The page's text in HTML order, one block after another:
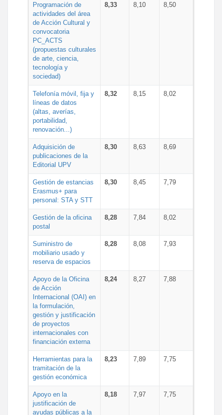
Programación de
actividades del área
de Acción Cultural y
convocatoria
PC_ACTS
(propuestas culturales
de arte, ciencia,
tecnología y
sociedad)
8,33 8,10 8,50
Telefonía móvil, fija y
líneas de datos
(altas, averías,
portabilidad,
renovación...)
8,32 8,15 8,02
Adquisición de
publicaciones de la
Editorial UPV
8,30 8,63 8,69
Gestión de estancias
Erasmus+ para
personal: STA y STT
8,30 8,45 7,79
Gestión de la oficina
postal
8,28 7,84 8,02
Suministro de
mobiliario usado y
reserva de espacios
8,28 8,08 7,93
Apoyo de la Oficina
de Acción
Internacional (OAI) en
la formulación,
gestión y justificación
de proyectos
internacionales con
financiación externa
8,24 8,27 7,88
Herramientas para la
tramitación de la
gestión económica
8,23 7,89 7,75
Apoyo en la
justificación de
ayudas públicas a la
8,18 7,97 7,75